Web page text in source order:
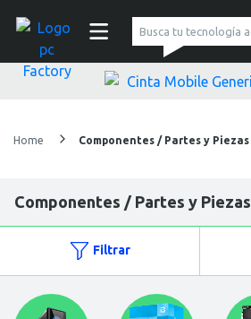
pc Factory
Home Componentes / Partes y Piezas
Componentes / Partes y Piezas
Filtrar